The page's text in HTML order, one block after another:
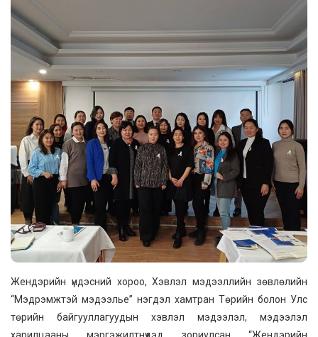
Жендэрийн үндэсний хороо, Хэвлэл мэдээллийн зөвлөлийн
“Мэдрэмжтэй мэдээлье” нэгдэл хамтран Төрийн болон Улс
төрийн байгууллагуудын хэвлэл мэдээлэл, мэдээлэл